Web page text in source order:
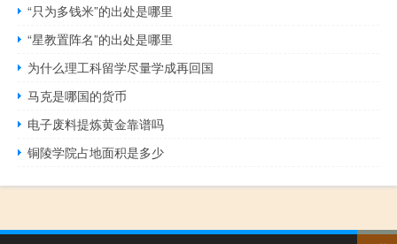
“只为多钱米”的出处是哪里
“星教置阵名”的出处是哪里
为什么理工科留学尽量学成再回国
马克是哪国的货币
电子废料提炼黄金靠谱吗
铜陵学院占地面积是多少